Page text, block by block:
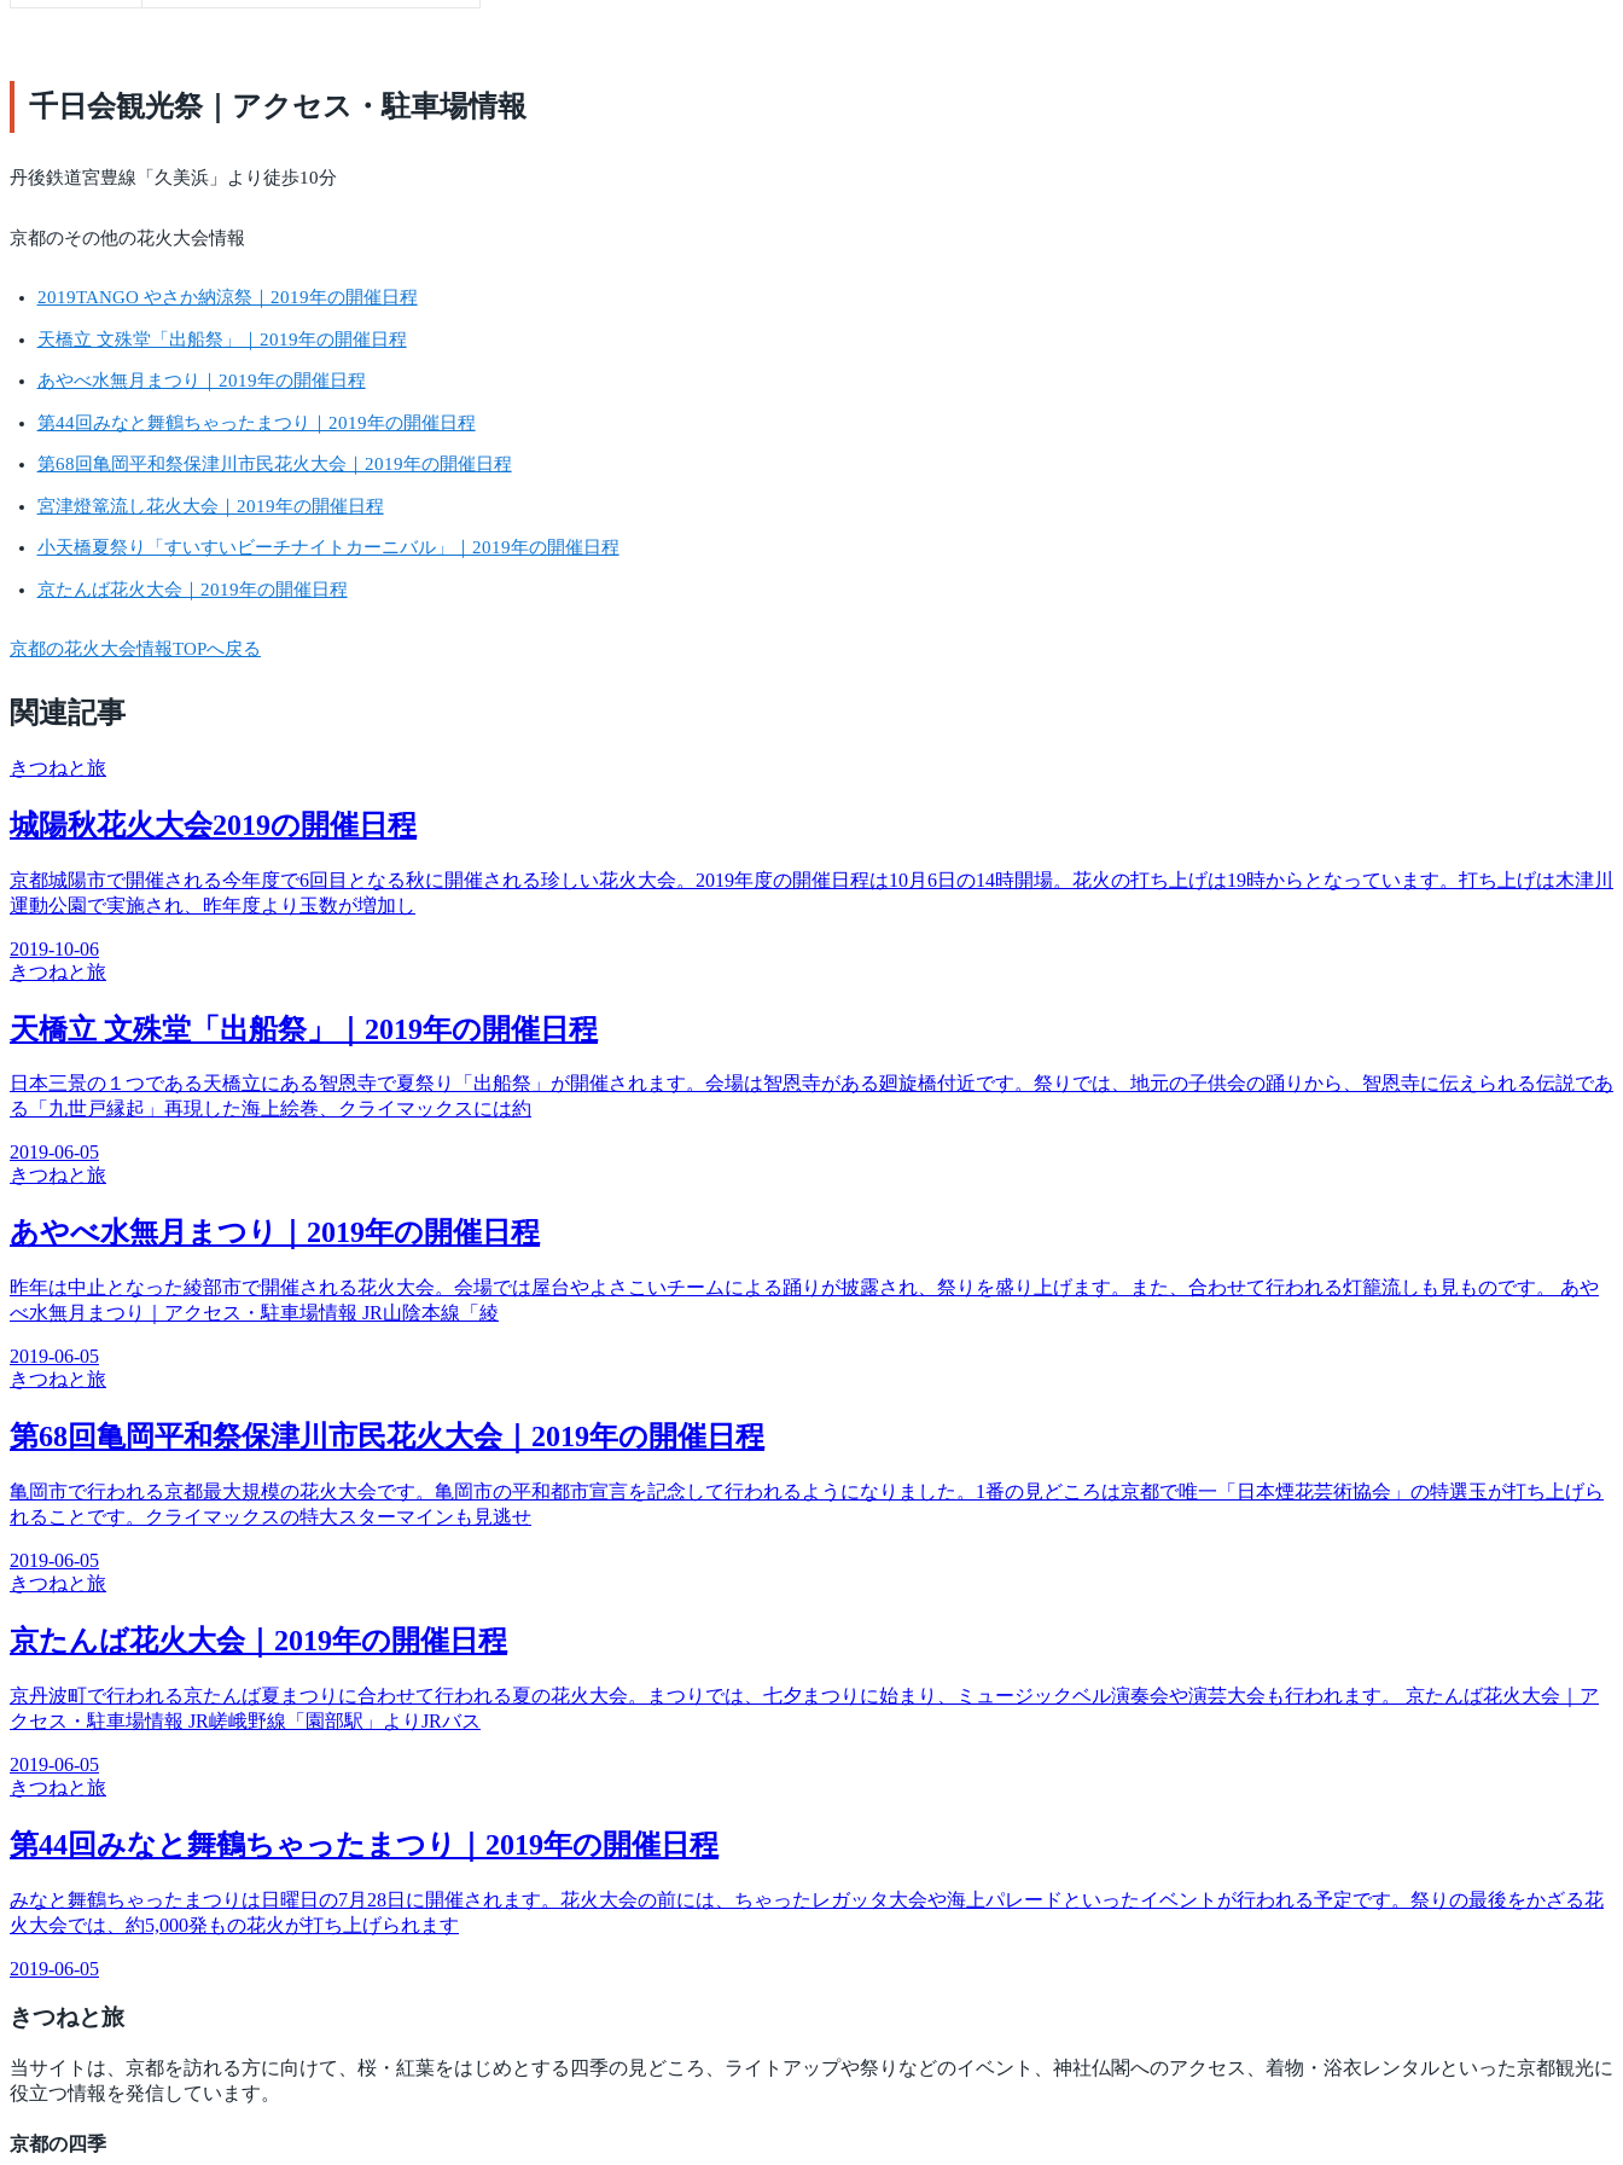
千日会観光祭｜アクセス・駐車場情報
丹後鉄道宮豊線「久美浜」より徒歩10分
京都のその他の花火大会情報
2019TANGO やさか納涼祭｜2019年の開催日程
天橋立 文殊堂「出船祭」｜2019年の開催日程
あやべ水無月まつり｜2019年の開催日程
第44回みなと舞鶴ちゃったまつり｜2019年の開催日程
第68回亀岡平和祭保津川市民花火大会｜2019年の開催日程
宮津燈篭流し花火大会｜2019年の開催日程
小天橋夏祭り「すいすいビーチナイトカーニバル」｜2019年の開催日程
京たんば花火大会｜2019年の開催日程
京都の花火大会情報TOPへ戻る
関連記事
きつねと旅
城陽秋花火大会2019の開催日程
京都城陽市で開催される今年度で6回目となる秋に開催される珍しい花火大会。2019年度の開催日程は10月6日の14時開場。花火の打ち上げは19時からとなっています。打ち上げは木津川
運動公園で実施され、昨年度より玉数が増加し
2019-10-06
きつねと旅
天橋立 文殊堂「出船祭」｜2019年の開催日程
日本三景の１つである天橋立にある智恩寺で夏祭り「出船祭」が開催されます。会場は智恩寺がある廻旋橋付近です。祭りでは、地元の子供会の踊りから、智恩寺に伝えられる伝説であ
る「九世戸縁起」再現した海上絵巻、クライマックスには約
2019-06-05
きつねと旅
あやべ水無月まつり｜2019年の開催日程
昨年は中止となった綾部市で開催される花火大会。会場では屋台やよさこいチームによる踊りが披露され、祭りを盛り上げます。また、合わせて行われる灯籠流しも見ものです。 あや
べ水無月まつり｜アクセス・駐車場情報 JR山陰本線「綾
2019-06-05
きつねと旅
第68回亀岡平和祭保津川市民花火大会｜2019年の開催日程
亀岡市で行われる京都最大規模の花火大会です。亀岡市の平和都市宣言を記念して行われるようになりました。1番の見どころは京都で唯一「日本煙花芸術協会」の特選玉が打ち上げら
れることです。クライマックスの特大スターマインも見逃せ
2019-06-05
きつねと旅
京たんば花火大会｜2019年の開催日程
京丹波町で行われる京たんば夏まつりに合わせて行われる夏の花火大会。まつりでは、七夕まつりに始まり、ミュージックベル演奏会や演芸大会も行われます。 京たんば花火大会｜ア
クセス・駐車場情報 JR嵯峨野線「園部駅」よりJRバス
2019-06-05
きつねと旅
第44回みなと舞鶴ちゃったまつり｜2019年の開催日程
みなと舞鶴ちゃったまつりは日曜日の7月28日に開催されます。花火大会の前には、ちゃったレガッタ大会や海上パレードといったイベントが行われる予定です。祭りの最後をかざる花
火大会では、約5,000発もの花火が打ち上げられます
2019-06-05
きつねと旅
当サイトは、京都を訪れる方に向けて、桜・紅葉をはじめとする四季の見どころ、ライトアップや祭りなどのイベント、神社仏閣へのアクセス、着物・浴衣レンタルといった京都観光に
役立つ情報を発信しています。
京都の四季